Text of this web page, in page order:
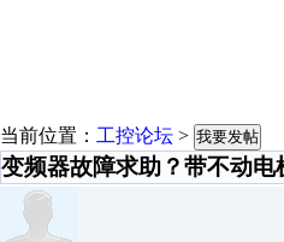
当前位置： 工控论坛 > 我要发帖
变频器故障求助？带不动电